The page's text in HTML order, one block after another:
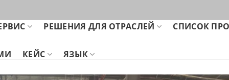
РЕШЕНИЯ ДЛЯ ОТРАСЛЕЙ СПИСОК
КЕЙС ЯЗЫК